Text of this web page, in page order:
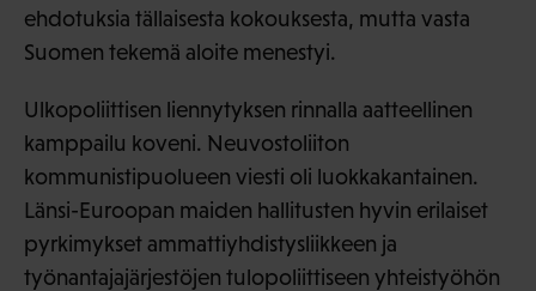
ehdotuksia tällaisesta kokouksesta, mutta vasta
Suomen tekemä aloite menestyi.
Ulkopoliittisen liennytyksen rinnalla aatteellinen
kamppailu koveni. Neuvostoliiton
kommunistipuolueen viesti oli luokkakantainen.
Länsi-Euroopan maiden hallitusten hyvin erilaiset
pyrkimykset ammattiyhdistysliikkeen ja
työnantajajärjestöjen tulopoliittiseen yhteistyöhön